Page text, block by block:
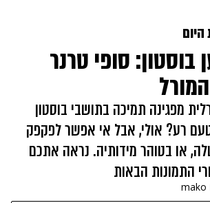
בוסטון: סופי טרנר
מפגינה תמיכה בתושבי בוסטון
רע? אולי, אבל אי אפשר לפקפק
או בטוהר מידותיה. נראה אתכם
התמונות הבאות
mako